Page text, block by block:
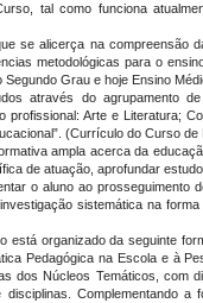
tal como funciona
se alicerça na
metodológicas para o
Grau e hoje Ensino
através do agrupamento
profissional: Arte e Literatura;
(Currículo do Curso de
ampla acerca da
de atuação, aprofundar
o aluno ao
sistemática na
está organizado da seguinte
Pedagógica na Escola e à
dos Núcleos Temáticos, com
Complementando